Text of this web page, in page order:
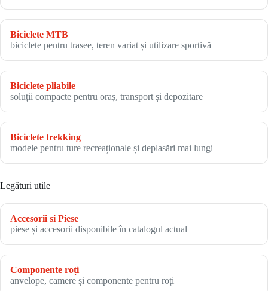
Biciclete MTB
biciclete pentru trasee, teren variat și utilizare sportivă
Biciclete pliabile
soluții compacte pentru oraș, transport și depozitare
Biciclete trekking
modele pentru ture recreaționale și deplasări mai lungi
Legături utile
Accesorii si Piese
piese și accesorii disponibile în catalogul actual
Componente roți
anvelope, camere și componente pentru roți